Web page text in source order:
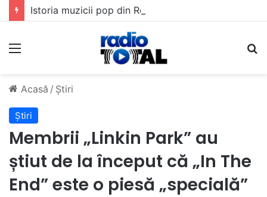
Meniu
Acasă / Știri
Știri
Membrii „Linkin Park” au
știut de la început că „In The
End” este o piesă „specială”